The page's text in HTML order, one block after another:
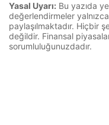
Yasal Uyarı: Bu yazıda
değerlendirmeler yalnızca
paylaşılmaktadır. Hiçbir
değildir. Finansal
sorumluluğunuzdadır.